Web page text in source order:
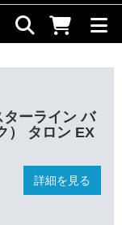
ターライン バ
） タロン EX
詳細を見る